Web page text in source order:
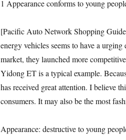
1 Appearance conforms to young
[Pacific Auto Network Shopping
energy vehicles seems to have a
market, they launched more
Yidong ET is a typical example.
has received great attention. I believe
consumers. It may also be the most
Appearance: destructive to young